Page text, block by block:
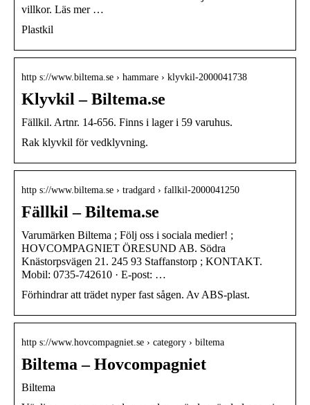
villkor. Läs mer …
Plastkil
http s://www.biltema.se › hammare › klyvkil-2000041738
Klyvkil – Biltema.se
Fällkil. Artnr. 14-656. Finns i lager i 59 varuhus.
Rak klyvkil för vedklyvning.
http s://www.biltema.se › tradgard › fallkil-2000041250
Fällkil – Biltema.se
Varumärken Biltema ; Följ oss i sociala medier! ;
HOVCOMPAGNIET ÖRESUND AB. Södra
Knästorpsvägen 21. 245 93 Staffanstorp ; KONTAKT.
Mobil: 0735-742610 · E-post: …
Förhindrar att trädet nyper fast sågen. Av ABS-plast.
http s://www.hovcompagniet.se › category › biltema
Biltema – Hovcompagniet
Biltema